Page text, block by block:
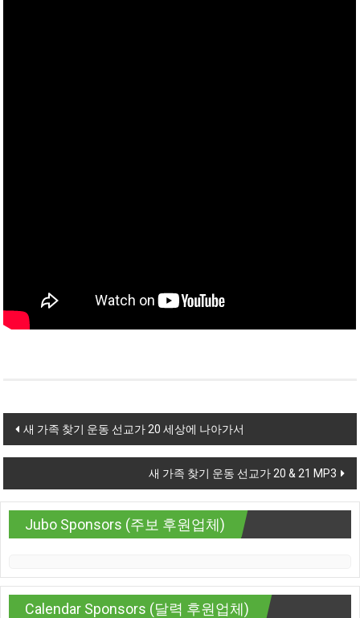
Post navigation
새 가족 찾기 운동 선교가 20 세상에 나아가서
새 가족 찾기 운동 선교가 20 & 21 MP3
Jubo Sponsors (주보 후원업체)
Calendar Sponsors (달력 후원업체)